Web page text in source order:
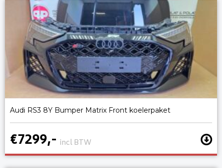
Audi RS3 8Y Bumper Matrix Front koelerpaket
€7299,- incl BTW